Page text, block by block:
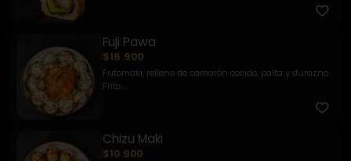
Fuji Pawa
$16.900
Futomaki, relleno de camarón cocido, palta y durazno.
Frito ...
Chizu Maki
$10.900